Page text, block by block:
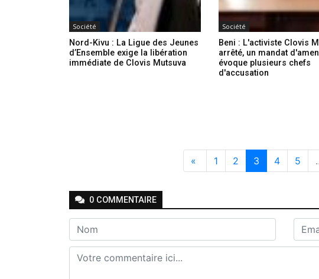
Société
Nord-Kivu : La Ligue des Jeunes
d’Ensemble exige la libération
immédiate de Clovis Mutsuva
Société
Beni : L'activiste Clovis
arrêté, un mandat
évoque plusieurs chefs
d'accusation
« 1 2 3 4 5
0 COMMENTAIRE